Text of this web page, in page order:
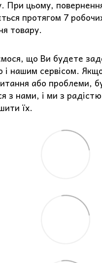
При цьому,
протягом 7
товару.
що Ви будете
і нашим сервісом.
або проблеми,
з нами, і ми з
їх.